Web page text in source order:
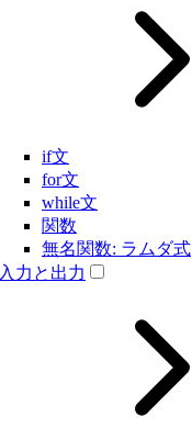
if文
for文
while文
関数
無名関数: ラムダ式
入力と出力